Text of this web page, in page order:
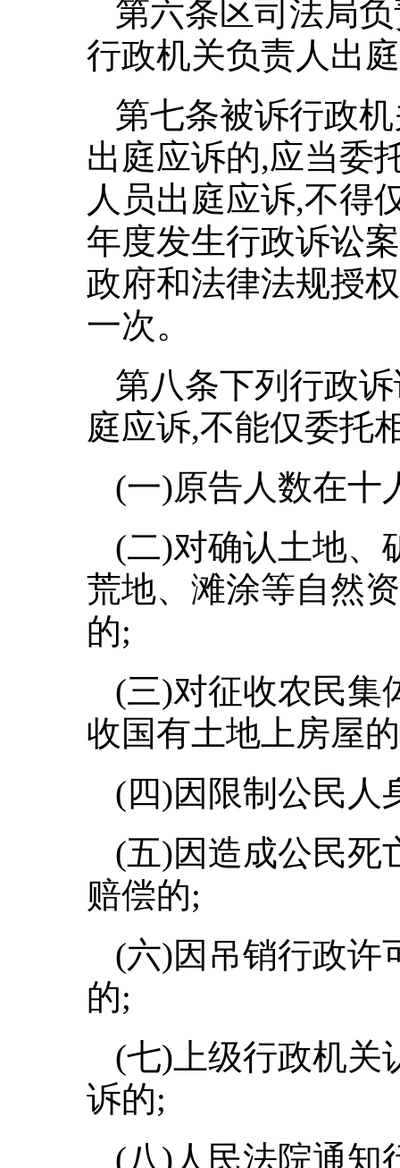
第六条区司法局
行政机关负责人出
第七条被诉行政
出庭应诉的,应当委
人员出庭应诉,不得
年度发生行政诉讼
政府和法律法规授
一次。
第八条下列行政
庭应诉,不能仅委托
(一)原告人数在十
(二)对确认土地、
荒地、滩涂等自然
的;
(三)对征收农民集
收国有土地上房屋
(四)因限制公民人
(五)因造成公民死
赔偿的;
(六)因吊销行政许
的;
(七)上级行政机关
诉的;
(八)人民法院通知